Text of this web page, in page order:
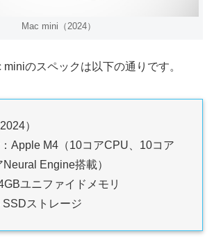
Mac mini（2024）
のスペックは以下の通りです。
）
：Apple M4（10コアCPU、10コア
Engine搭載）
ユニファイドメモリ
SSDストレージ